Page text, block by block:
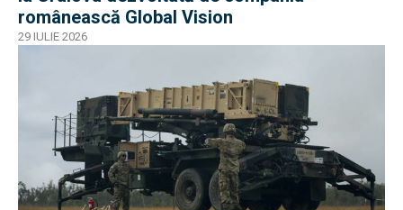
românească Global Vision
29 IULIE 2026